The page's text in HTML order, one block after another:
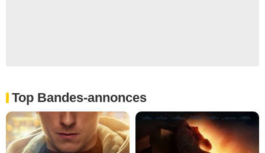
Top Bandes-annonces